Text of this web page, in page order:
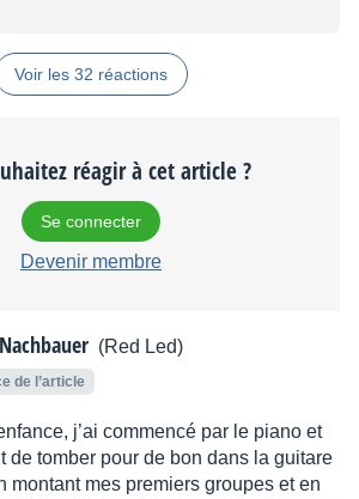
Voir les 32 réactions
réagir à cet article ?
Se connecter
Devenir membre
(Red Led)
de l’article
j’ai commencé par le piano et
de tomber pour de bon dans la guitare
montant mes premiers groupes et en